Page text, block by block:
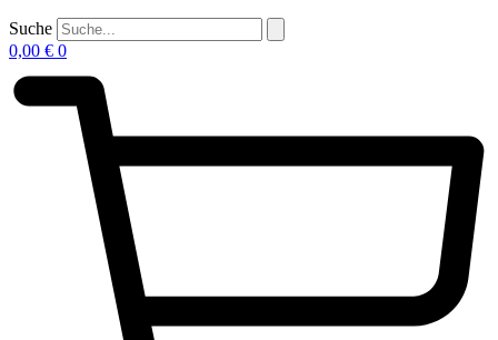
Suche
0,00 € 0